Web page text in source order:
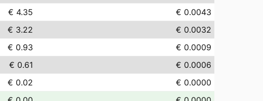
€ 4.35
€ 0.0043
€ 3.22
€ 0.0032
€ 0.93
€ 0.0009
€ 0.61
€ 0.0006
€ 0.02
€ 0.0000